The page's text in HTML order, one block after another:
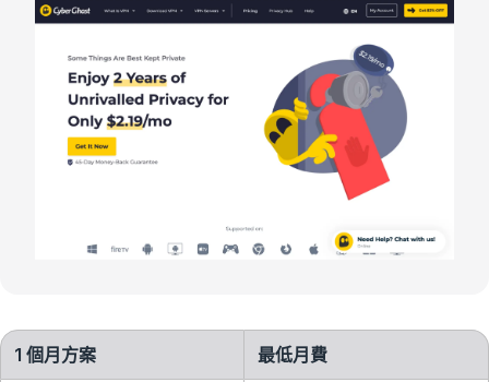
1 個月方案 最低月費